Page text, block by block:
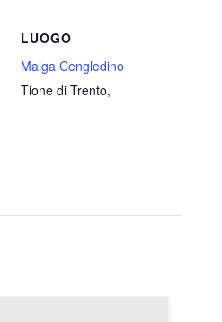
LUOGO
Malga Cengledino
Tione di Trento,